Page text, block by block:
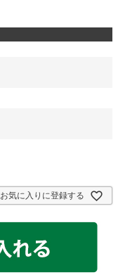
お気に入りに登録する